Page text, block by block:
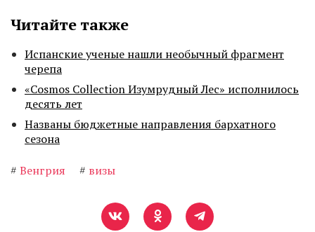
Читайте также
Испанские ученые нашли необычный фрагмент
черепа
«Cosmos Collection Изумрудный Лес» исполнилось
десять лет
Названы бюджетные направления бархатного
сезона
# Венгрия # визы